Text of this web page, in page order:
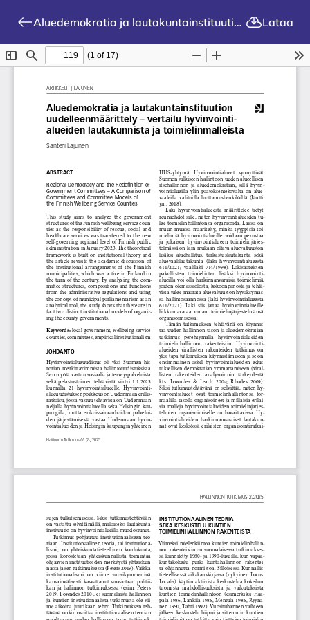
Aluedemokratia ja lautakuntainstituution uudelleenmäärittely – vertailu hyvinvointialueiden lautakunnista ja toimielinmalleista Lataa